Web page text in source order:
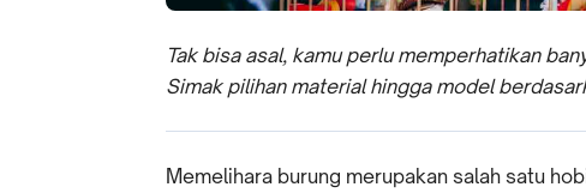
Tak bisa asal, kamu perlu memperhatikan
Simak pilihan material hingga model
Memelihara burung merupakan salah satu